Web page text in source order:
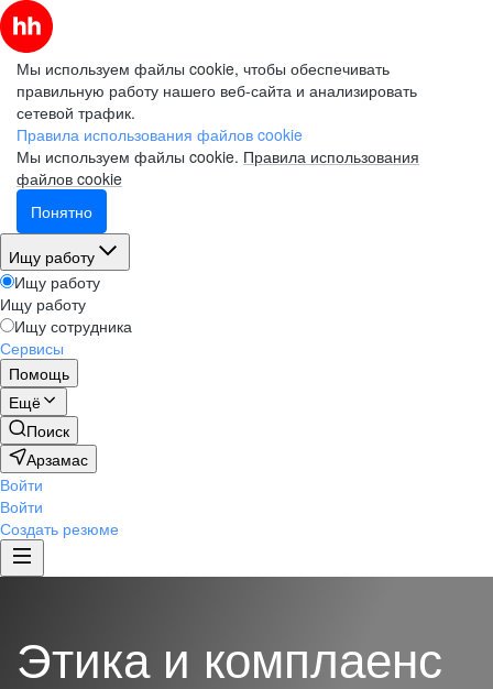
Мы используем файлы cookie, чтобы обеспечивать
правильную работу нашего веб-сайта и анализировать
сетевой трафик.
Правила использования файлов cookie
Мы используем файлы cookie. Правила использования
файлов cookie
Понятно
Ищу работу
Ищу работу
Ищу работу
Ищу сотрудника
Сервисы
Помощь
Ещё
Поиск
Арзамас
Войти
Войти
Создать резюме
Этика и комплаенс